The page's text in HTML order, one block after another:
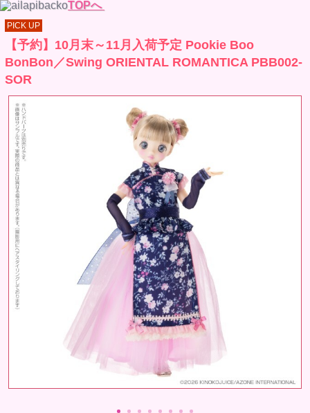
TOPへ
PICK UP
【予約】10月末～11月入荷予定 Pookie Boo
BonBon／Swing ORIENTAL ROMANTICA PBB002-
SOR